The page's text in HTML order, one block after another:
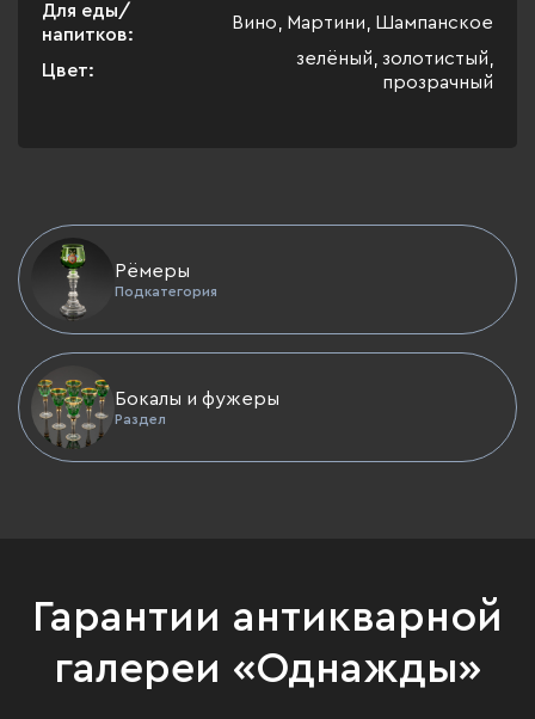
Для еды/
напитков:
Вино, Мартини, Шампанское
Цвет:
зелёный, золотистый,
прозрачный
Рёмеры
Подкатегория
Бокалы и фужеры
Раздел
Гарантии антикварной
галереи «Однажды»